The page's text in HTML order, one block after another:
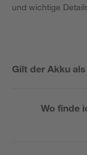
und wichtige
Gilt der Akku
Wo finde